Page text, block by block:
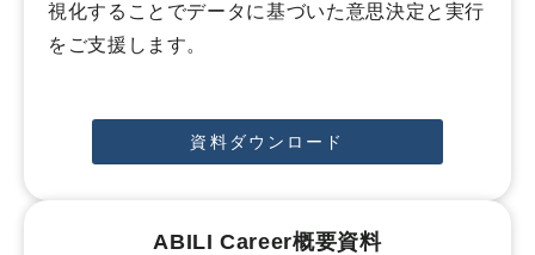
視化することでデータに基づいた意思決定と実行
をご支援します。
資料ダウンロード
ABILI Career概要資料